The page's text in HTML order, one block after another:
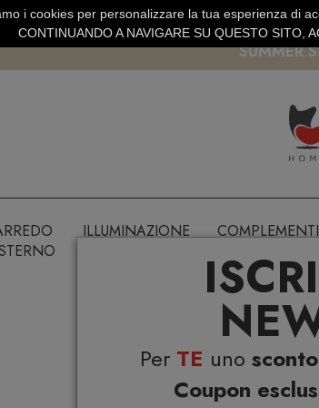
Per TE uno
Coupon
GRATUITA SOPRA 99 EURO
SUMMER
ILLUMINAZIONE COMPLEMENTI
i cookies per personalizzare la tua esperienza di
CONTINUANDO A NAVIGARE SU QUESTO SITO,